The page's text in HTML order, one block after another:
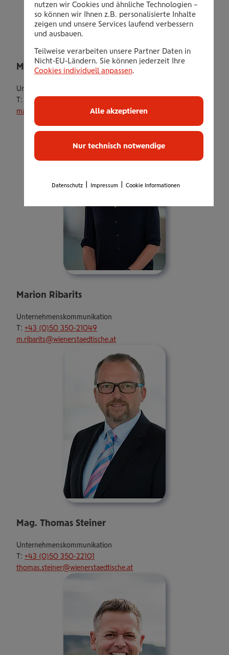
Maximilian Jäger, MA, BSc (WU)
Unternehmenskommunikation
T:
+43 (0)50 350-22239
maximilian.jaeger@wienerstaedtische.at
Marion Ribarits
Unternehmenskommunikation
T: +43 (0)50 350-21049
m.ribarits@wienerstaedtische.at
Mag. Thomas Steiner
Unternehmenskommunikation
T: +43 (0)50 350-22101
thomas.steiner@wienerstaedtische.at
nutzen wir Cookies und ähnliche Technologien –
so können wir Ihnen z.B. personalisierte Inhalte
zeigen und unsere Services laufend verbessern
und ausbauen.
Teilweise verarbeiten unsere Partner Daten in
Nicht-EU-Ländern. Sie können jederzeit Ihre
Cookies individuell anpassen.
Nur technisch notwendige
Alle akzeptieren
Datenschutz Impressum Cookie Informationen